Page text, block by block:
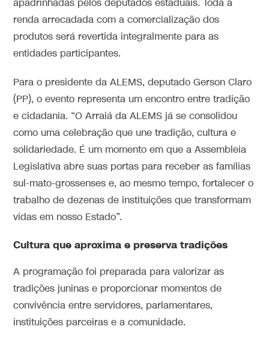
apadrinhadas pelos deputados estaduais. Toda a
renda arrecadada com a comercialização dos
produtos será revertida integralmente para as
entidades participantes.
Para o presidente da ALEMS, deputado Gerson Claro
(PP), o evento representa um encontro entre tradição
e cidadania. “O Arraiá da ALEMS já se consolidou
como uma celebração que une tradição, cultura e
solidariedade. É um momento em que a Assembleia
Legislativa abre suas portas para receber as famílias
sul-mato-grossenses e, ao mesmo tempo, fortalecer o
trabalho de dezenas de instituições que transformam
vidas em nosso Estado”.
Cultura que aproxima e preserva tradições
A programação foi preparada para valorizar as
tradições juninas e proporcionar momentos de
convivência entre servidores, parlamentares,
instituições parceiras e a comunidade.